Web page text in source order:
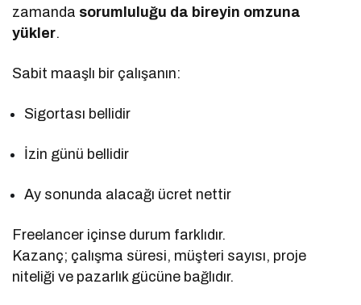
zamanda sorumluluğu da bireyin omzuna
yükler.
Sabit maaşlı bir çalışanın:
Sigortası bellidir
İzin günü bellidir
Ay sonunda alacağı ücret nettir
Freelancer içinse durum farklıdır.
Kazanç; çalışma süresi, müşteri sayısı, proje
niteliği ve pazarlık gücüne bağlıdır.